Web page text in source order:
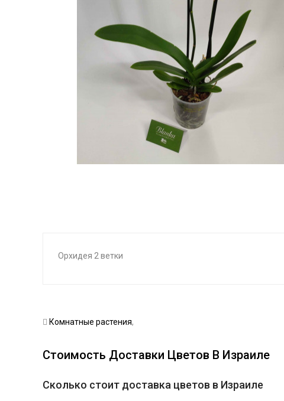
Орхидея 2 ветки
Комнатные растения,
Стоимость Доставки Цветов В Израиле
Сколько стоит доставка цветов в Израиле